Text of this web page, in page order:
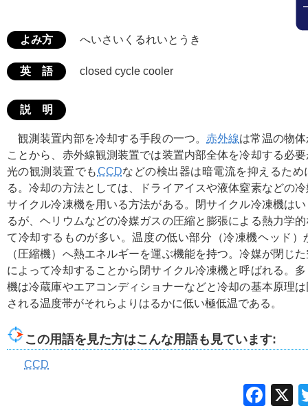
よみ方 へいさいくるれいとうき
英 語 closed cycle cooler
説 明
観測装置内部を冷却する手段の一つ。 赤外線は常温の物
ことから、赤外線観測装置では装置内部全体を冷却する必
光の観測装置でもCCDなどの検出器は暗電流を抑えるた
る。冷却の方法としては、ドライアイスや液体窒素などの
サイクル冷凍機を用いる方法がある。閉サイクル冷凍機は
るが、ヘリウムなどの冷媒ガスの圧縮と膨張による熱力学
て冷却するものが多い。温度の低い部分（冷凍機ヘッド）
（圧縮機）へ熱エネルギーを運ぶ機能を持つ。冷媒が閉じ
によって冷却することから閉サイクル冷凍機と呼ばれる。
機は冷蔵庫やエアコンディショナーなどと冷却の基本原理
される温度帯がそれらよりはるかに低い極低温である。
この用語を見た方はこんな用語も見ています:
CCD